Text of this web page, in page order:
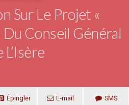
Sur Le Projet «
Conseil Général
L’Isère
Épingler E-mail SMS